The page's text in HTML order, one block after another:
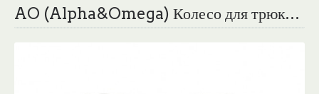
AO (Alpha&Omega) Колесо для трюкового самокату AO Helium 120 X 24mm NEO